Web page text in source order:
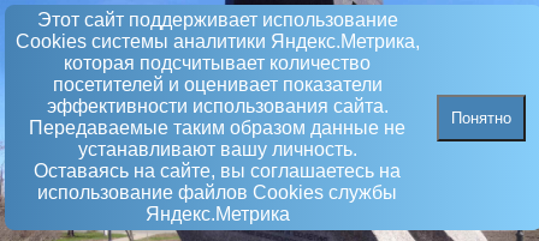
Этот сайт поддерживает использование
Сookies системы аналитики Яндекс.Метрика,
которая подсчитывает количество
посетителей и оценивает показатели
эффективности использования сайта.
Передаваемые таким образом данные не
устанавливают вашу личность.
Оставаясь на сайте, вы соглашаетесь на
использование файлов Сookies службы
Яндекс.Метрика
Понятно